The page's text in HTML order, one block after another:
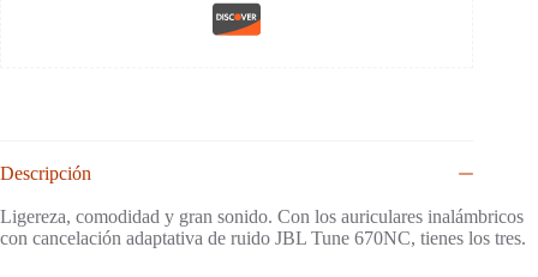
Descripción
Ligereza, comodidad y gran sonido. Con los auriculares inalámbricos
con cancelación adaptativa de ruido JBL Tune 670NC, tienes los tres.